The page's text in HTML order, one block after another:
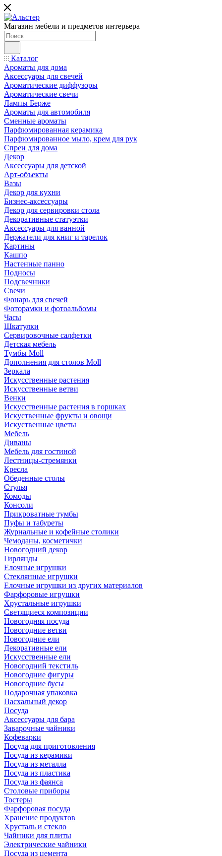
Магазин мебели и предметов интерьера
Каталог
Ароматы для дома
Аксессуары для свечей
Ароматические диффузоры
Ароматические свечи
Лампы Берже
Ароматы для автомобиля
Сменные ароматы
Парфюмированная керамика
Парфюмированное мыло, крем для рук
Спреи для дома
Декор
Аксессуары для детской
Арт-объекты
Вазы
Декор для кухни
Бизнес-аксессуары
Декор для сервировки стола
Декоративные статуэтки
Аксессуары для ванной
Держатели для книг и тарелок
Картины
Кашпо
Настенные панно
Подносы
Подсвечники
Свечи
Фонарь для свечей
Фоторамки и фотоальбомы
Часы
Шкатулки
Сервировочные салфетки
Детская мебель
Тумбы Moll
Дополнения для столов Moll
Зеркала
Искусственные растения
Искусственные ветви
Венки
Искусственные растения в горшках
Искуственные фрукты и овощи
Искуственные цветы
Мебель
Диваны
Мебель для гостиной
Лестницы-стремянки
Кресла
Обеденные столы
Стулья
Комоды
Консоли
Прикроватные тумбы
Пуфы и табуреты
Журнальные и кофейные столики
Чемоданы, косметички
Новогодний декор
Гирлянды
Елочные игрушки
Стеклянные игрушки
Елочные игрушки из других материалов
Фарфоровые игрушки
Хрустальные игрушки
Светящиеся композиции
Новогодняя посуда
Новогодние ветви
Новогодние ели
Декоративные ели
Искусственные ели
Новогодний текстиль
Новогодние фигуры
Новогодние бусы
Подарочная упаковка
Пасхальный декор
Посуда
Аксессуары для бара
Заварочные чайники
Кофеварки
Посуда для приготовления
Посуда из керамики
Посуда из металла
Посуда из пластика
Посуда из фаянса
Столовые приборы
Тостеры
Фарфоровая посуда
Хранение продуктов
Хрусталь и стекло
Чайники для плиты
Электрические чайники
Посуда из цемента